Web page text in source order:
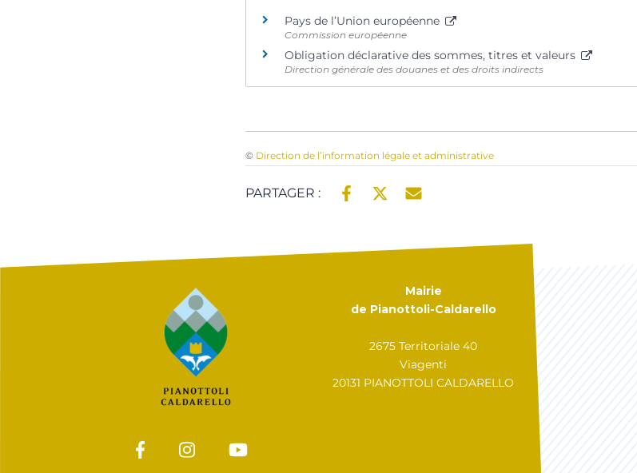
Pays de l’Union européenne
Commission européenne
Obligation déclarative des sommes, titres et valeurs
Direction générale des douanes et des droits indirects
© Direction de l’information légale et administrative
PARTAGER :
Mairie
de Pianottoli-Caldarello
2675 Territoriale 40
Viagenti
20131 PIANOTTOLI CALDARELLO